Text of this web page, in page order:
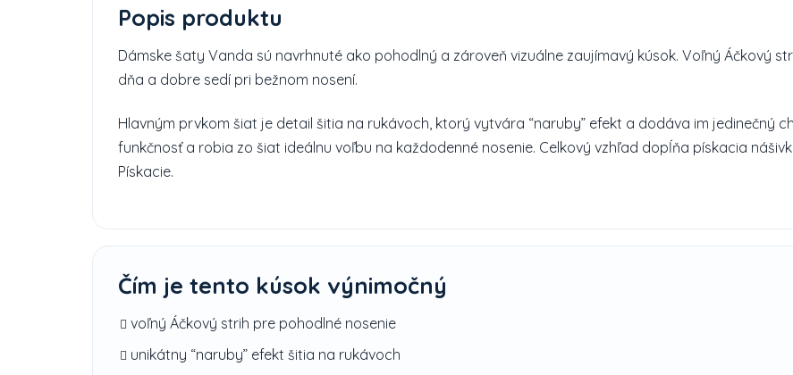
Popis produktu
Dámske šaty Vanda sú navrhnuté ako pohodlný a zároveň vizuálne zaujímavý kúsok. Voľný Áčkový
dňa a dobre sedí pri bežnom nosení.
Hlavným prvkom šiat je detail šitia na rukávoch, ktorý vytvára “naruby” efekt a dodáva im jedinečný
funkčnosť a robia zo šiat ideálnu voľbu na každodenné nosenie. Celkový vzhľad dopĺňa pískacia
Pískacie.
Čím je tento kúsok výnimočný
voľný Áčkový strih pre pohodlné nosenie
unikátny “naruby” efekt šitia na rukávoch